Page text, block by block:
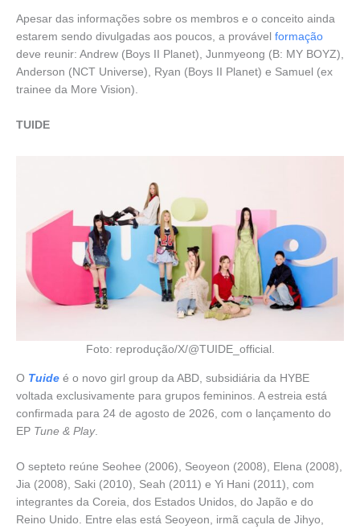
Apesar das informações sobre os membros e o conceito ainda
estarem sendo divulgadas aos poucos, a provável formação
deve reunir: Andrew (Boys II Planet), Junmyeong (B: MY BOYZ),
Anderson (NCT Universe), Ryan (Boys II Planet) e Samuel (ex
trainee da More Vision).
TUIDE
Foto: reprodução/X/@TUIDE_official.
O Tuide é o novo girl group da ABD, subsidiária da HYBE
voltada exclusivamente para grupos femininos. A estreia está
confirmada para 24 de agosto de 2026, com o lançamento do
EP Tune & Play.
O septeto reúne Seohee (2006), Seoyeon (2008), Elena (2008),
Jia (2008), Saki (2010), Seah (2011) e Yi Hani (2011), com
integrantes da Coreia, dos Estados Unidos, do Japão e do
Reino Unido. Entre elas está Seoyeon, irmã caçula de Jihyo,